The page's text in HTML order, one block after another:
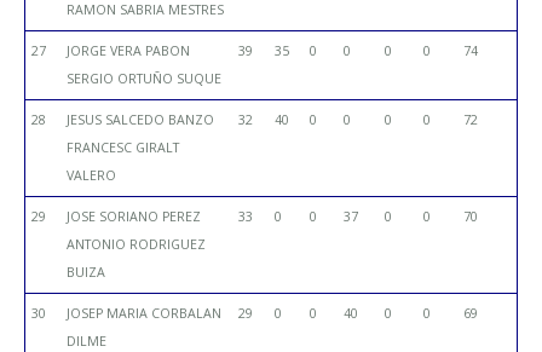
RAMON SABRIA MESTRES
27
JORGE VERA PABON
SERGIO ORTUÑO SUQUE
39 35 0 0 0 0 74
28
JESUS SALCEDO BANZO
FRANCESC GIRALT
VALERO
32 40 0 0 0 0 72
29
JOSE SORIANO PEREZ
ANTONIO RODRIGUEZ
BUIZA
33 0 0 37 0 0 70
30
JOSEP MARIA CORBALAN
DILME
29 0 0 40 0 0 69